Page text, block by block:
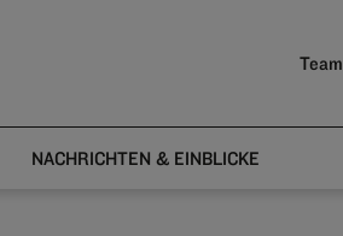
Team
NACHRICHTEN & EINBLICKE